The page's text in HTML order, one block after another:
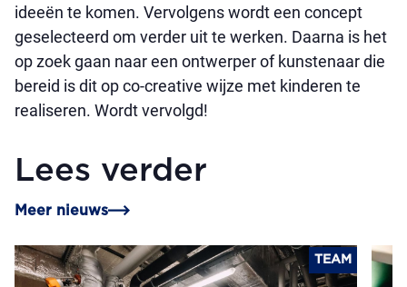
ideeën te komen. Vervolgens wordt een concept
geselecteerd om verder uit te werken. Daarna is het
op zoek gaan naar een ontwerper of kunstenaar die
bereid is dit op co-creative wijze met kinderen te
realiseren. Wordt vervolgd!
Lees verder
Meer nieuws
TEAM